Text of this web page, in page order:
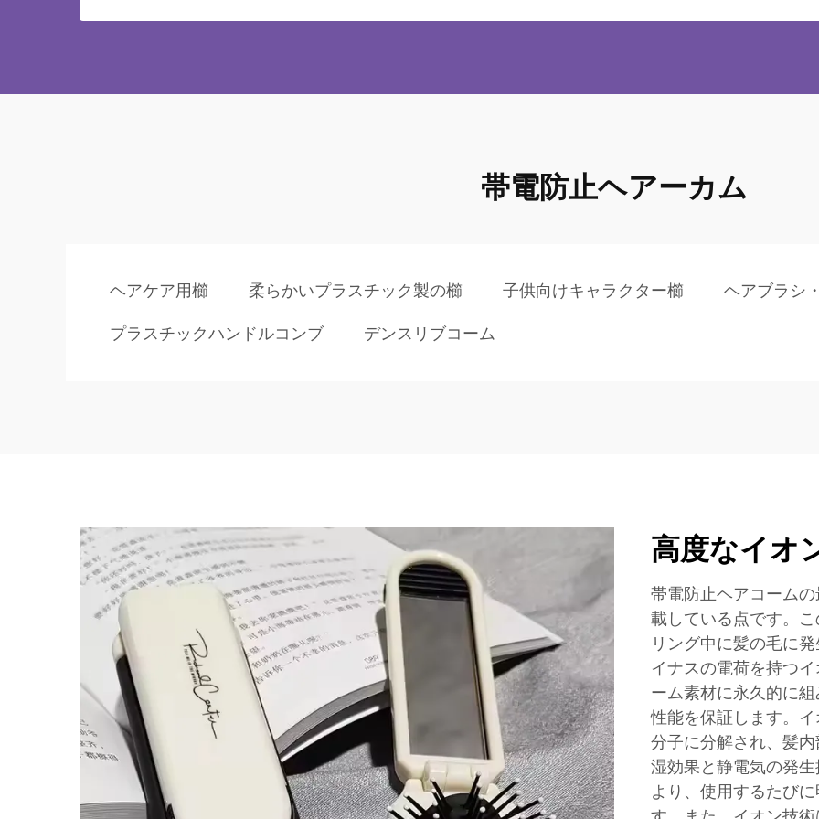
帯電防止ヘアーカム
ヘアケア用櫛 柔らかいプラスチック製の櫛 子供向けキャラクター櫛 ヘアブラシ
プラスチックハンドルコンブ デンスリブコーム
高度なイオ
帯電防止ヘアコーム
載している点です。
リング中に髪の毛に
イナスの電荷を持つ
ーム素材に永久的に
性能を保証します。
分子に分解され、髪
湿効果と静電気の発
より、使用するたび